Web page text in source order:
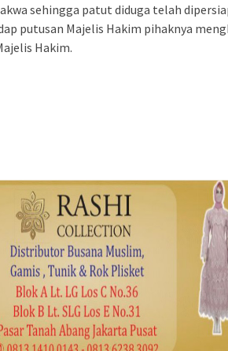
sehingga patut diduga telah
putusan Majelis Hakim pihaknya
Hakim.